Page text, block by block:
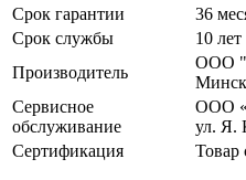
Срок гарантии
36
Срок службы
10 лет
Производитель
ООО
Сервисное
обслуживание
ООО
ул. Я.
Сертификация
Товар